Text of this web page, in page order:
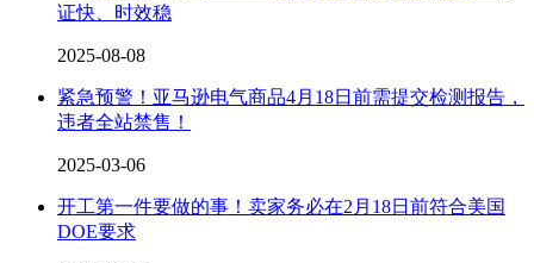
证快、时效稳
2025-08-08
紧急预警！亚马逊电气商品4月18日前需提交检测报告，
违者全站禁售！
2025-03-06
开工第一件要做的事！卖家务必在2月18日前符合美国
DOE要求